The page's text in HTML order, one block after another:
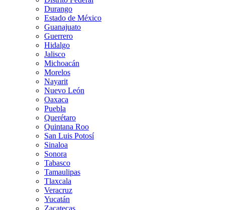
Durango
Estado de México
Guanajuato
Guerrero
Hidalgo
Jalisco
Michoacán
Morelos
Nayarit
Nuevo León
Oaxaca
Puebla
Querétaro
Quintana Roo
San Luis Potosí
Sinaloa
Sonora
Tabasco
Tamaulipas
Tlaxcala
Veracruz
Yucatán
Zacatecas